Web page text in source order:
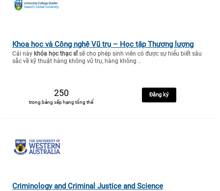
Khoa học và Công nghệ Vũ trụ – Học tập Thương lượng
Cái này khóa học thạc sĩsẽ cho phép sinh viên có được sự hiểu biết sâu
sắc về kỹ thuật hàng không vũ trụ, hàng không ..
250
trong bảng xếp hạng tổng thể
Đăng ký
Criminology and Criminal Justice and Science